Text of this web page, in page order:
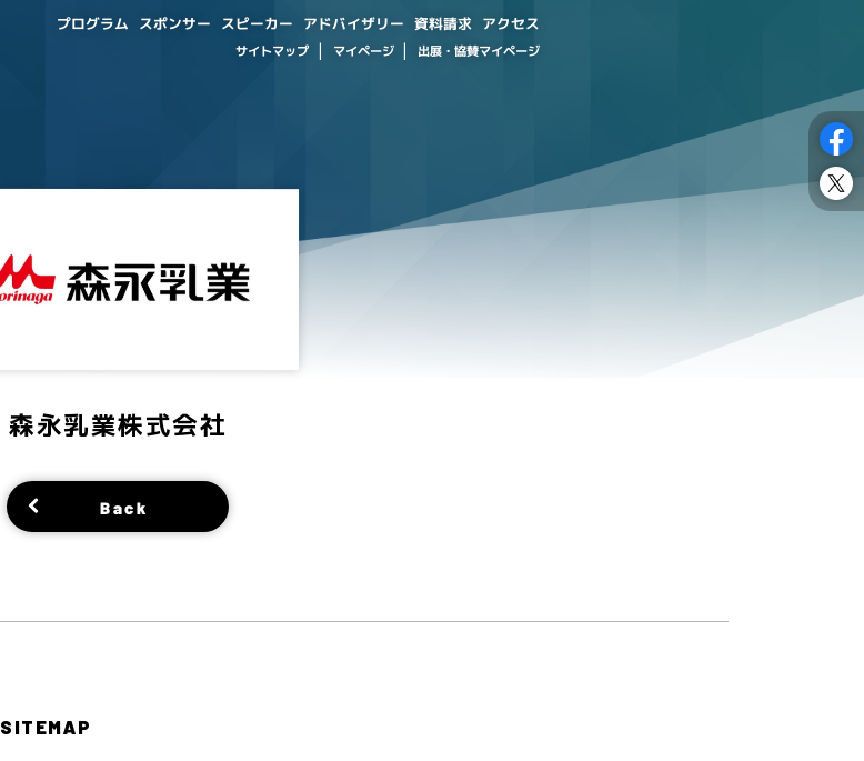
プログラム スポンサー スピーカー アドバイザリー 資料請求 アクセス
サイトマップ マイページ 出展・協賛マイページ
森永乳業株式会社
Back
SITEMAP